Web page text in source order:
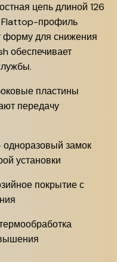
цепь длиной 126
Flattop-профиль
форму для снижения
обеспечивает
пластины
передачу
замок
установки
покрытие с